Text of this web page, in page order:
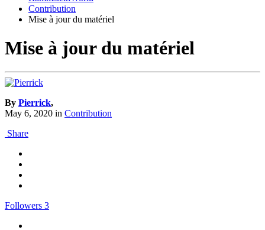
Contribution
Mise à jour du matériel
Mise à jour du matériel
By Pierrick,
May 6, 2020 in Contribution
Share
Followers 3